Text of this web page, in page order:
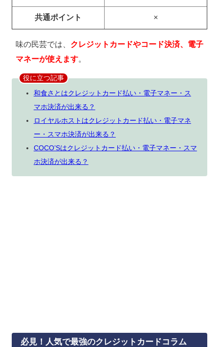
共通ポイント ×
味の民芸では、 クレジットカードやコード決済、電子
マネーが使えます。
役に立つ記事
和食さとはクレジットカード払い・電子マネー・ス
マホ決済が出来る？
ロイヤルホストはクレジットカード払い・電子マネ
ー・スマホ決済が出来る？
COCO’Sはクレジットカード払い・電子マネー・スマ
ホ決済が出来る？
必見！人気で最強のクレジットカードコラム